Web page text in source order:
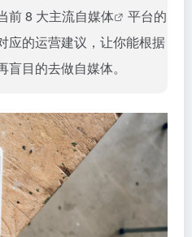
前 8 大主流自媒体
平台的
应的运营建议，让你能根据
目的去做自媒体。